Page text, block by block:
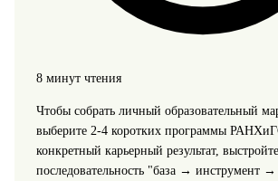
8 минут чтения
Чтобы собрать личный образовательный
выберите 2-4 коротких программы
конкретный карьерный результат,
последовательность "база → инструмент